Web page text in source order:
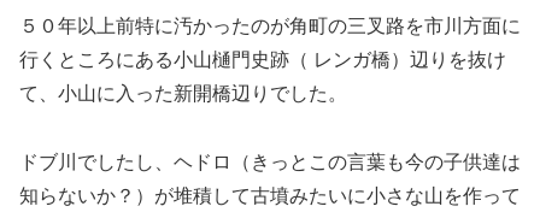
５０年以上前特に汚かったのが角町の三叉路を市川方面に
行くところにある小山樋門史跡（ レンガ橋）辺りを抜け
て、小山に入った新開橋辺りでした。
ドブ川でしたし、ヘドロ（きっとこの言葉も今の子供達は
知らないか？）が堆積して古墳みたいに小さな山を作って